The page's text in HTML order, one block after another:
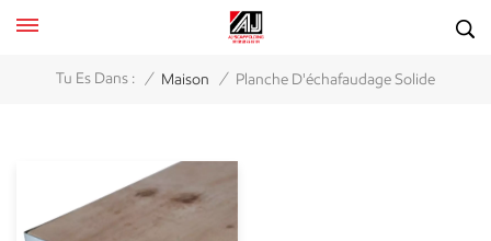
Tu Es Dans : / Maison / Planche D'échafaudage Solide